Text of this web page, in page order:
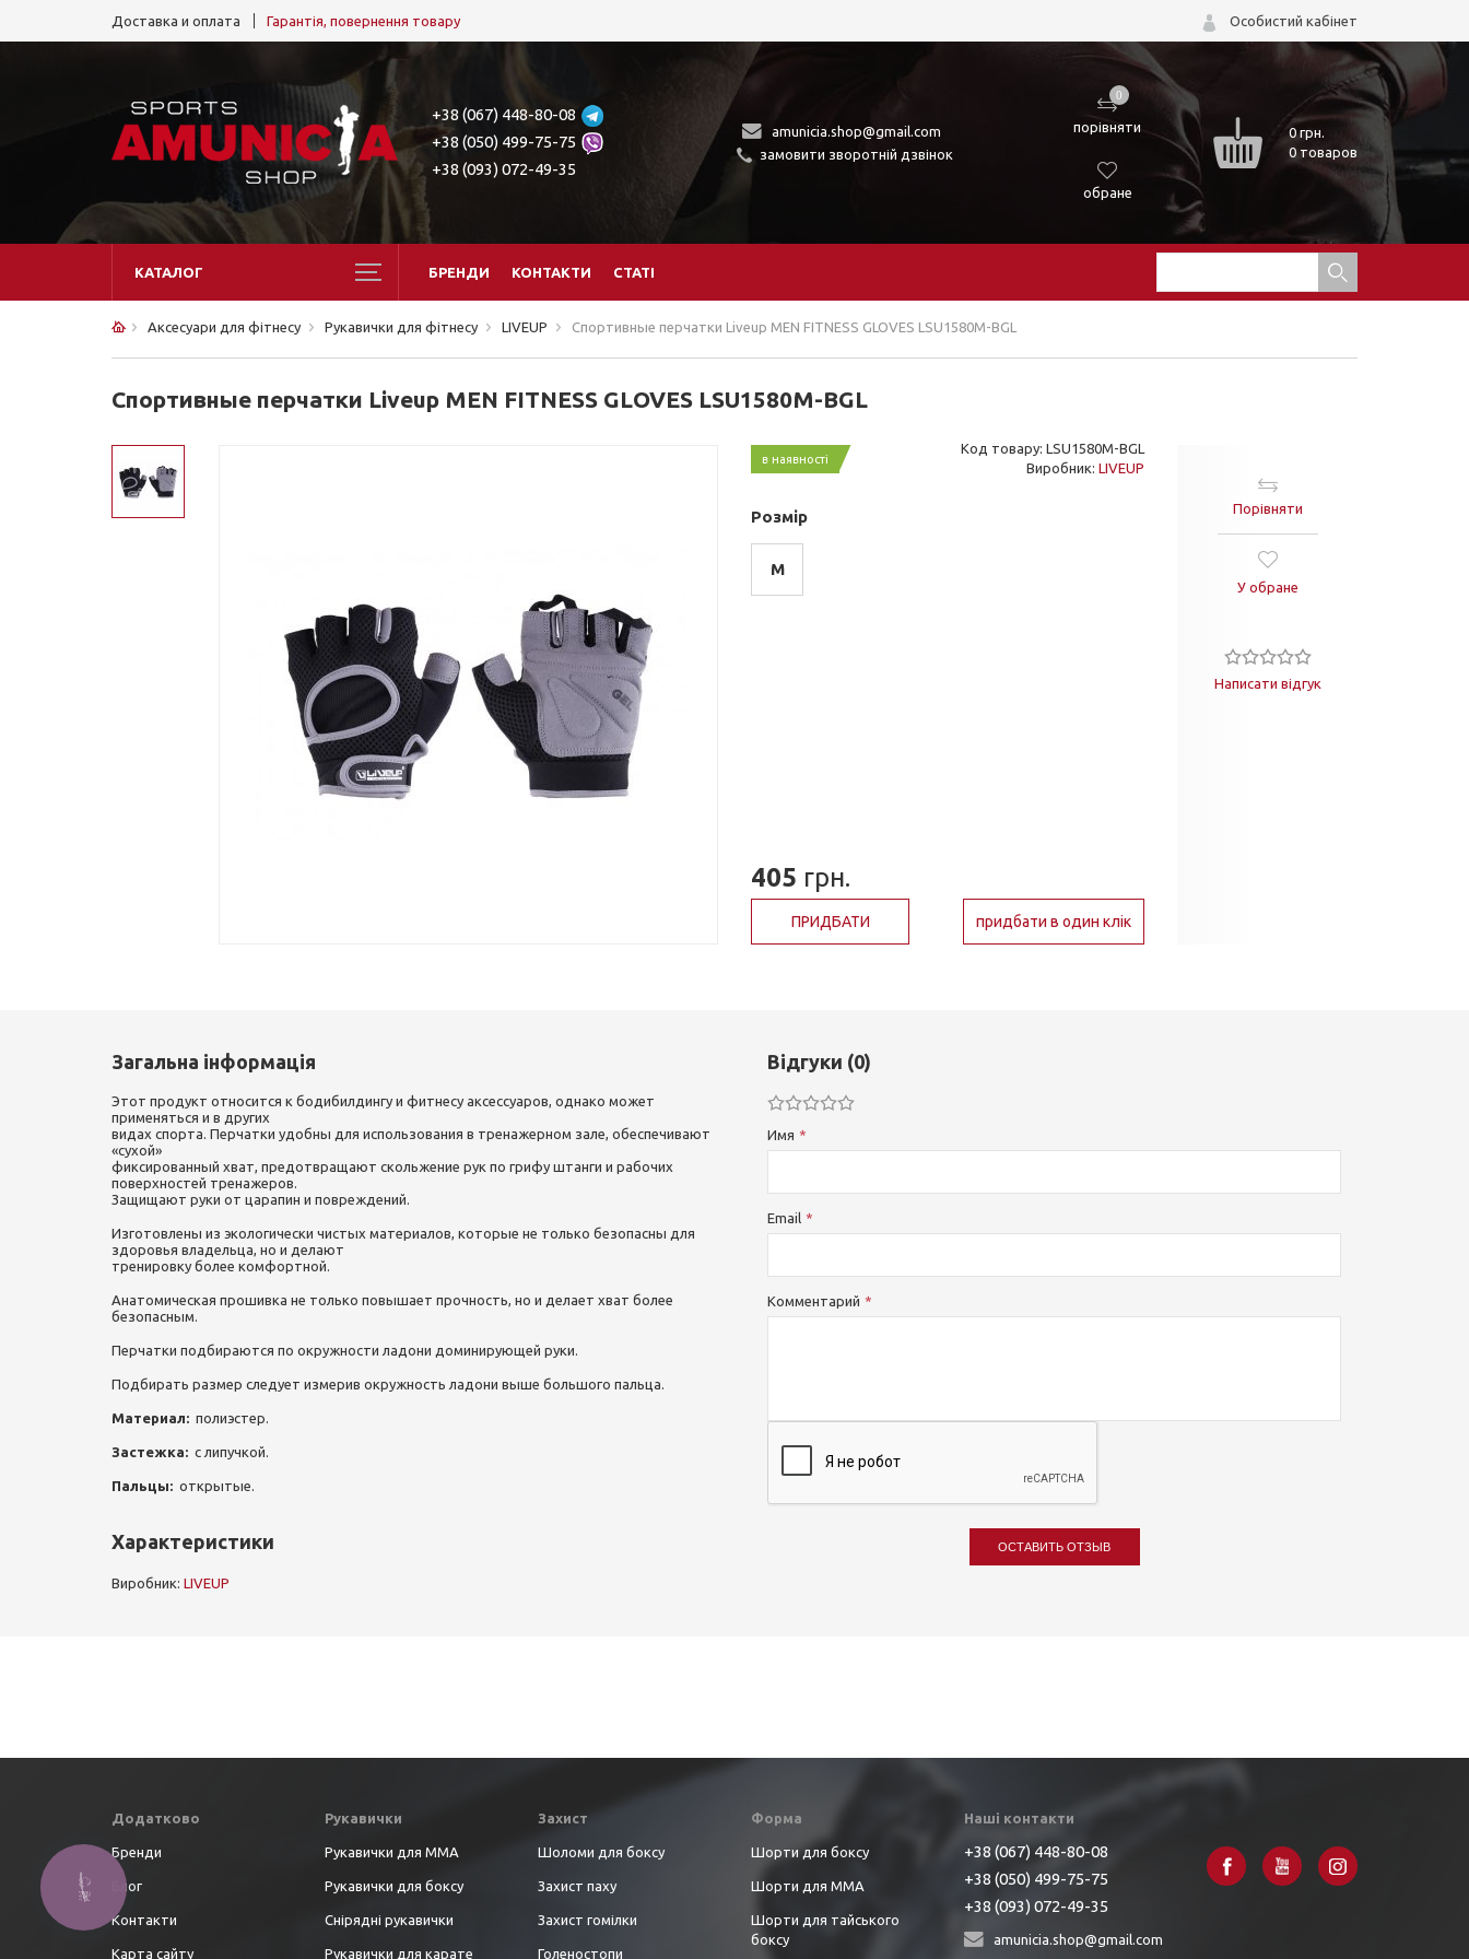
Доставка и оплата Гарантія, повернення товару Особистий кабінет
+38 (067) 448-80-08
+38 (050) 499-75-75
+38 (093) 072-49-35
amunicia.shop@gmail.com
замовити зворотній дзвінок
0
порівняти
обране
0грн.
0 товаров
КАТАЛОГ БРЕНДИ КОНТАКТИ СТАТІ
Аксесуари для фітнесу Рукавички для фітнесу LIVEUP Спортивные перчатки Liveup MEN FITNESS GLOVES LSU1580M-BGL
Спортивные перчатки Liveup MEN FITNESS GLOVES LSU1580M-BGL
в наявності
Код товару: LSU1580M-BGL
Виробник: LIVEUP
Розмір
M
405 грн.
ПРИДБАТИ придбати в один клік
Порівняти
У обране
Написати відгук
Загальна інформація
Этот продукт относится к бодибилдингу и фитнесу аксессуаров, однако может
применяться и в других
видах спорта. Перчатки удобны для использования в тренажерном зале, обеспечивают
«сухой»
фиксированный хват, предотвращают скольжение рук по грифу штанги и рабочих
поверхностей тренажеров.
Защищают руки от царапин и повреждений.
Изготовлены из экологически чистых материалов, которые не только безопасны для
здоровья владельца, но и делают
тренировку более комфортной.
Анатомическая прошивка не только повышает прочность, но и делает хват более
безопасным.
Перчатки подбираются по окружности ладони доминирующей руки.
Подбирать размер следует измерив окружность ладони выше большого пальца.
Материал: полиэстер.
Застежка: с липучкой.
Пальцы: открытые.
Характеристики
Виробник: LIVEUP
Відгуки (0)
Имя
Email
Комментарий
ОСТАВИТЬ ОТЗЫВ
Додатково
Бренди
Блог
Контакти
Карта сайту
Рукавички
Рукавички для ММА
Рукавички для боксу
Снірядні рукавички
Рукавички для карате
Захист
Шоломи для боксу
Захист паху
Захист гомілки
Голеностопи
Форма
Шорти для боксу
Шорти для ММА
Шорти для тайського
боксу
Наші контакти
+38 (067) 448-80-08
+38 (050) 499-75-75
+38 (093) 072-49-35
amunicia.shop@gmail.com